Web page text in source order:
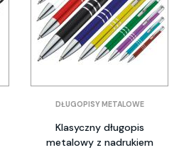
DŁUGOPISY METALOWE
Klasyczny długopis
metalowy z nadrukiem